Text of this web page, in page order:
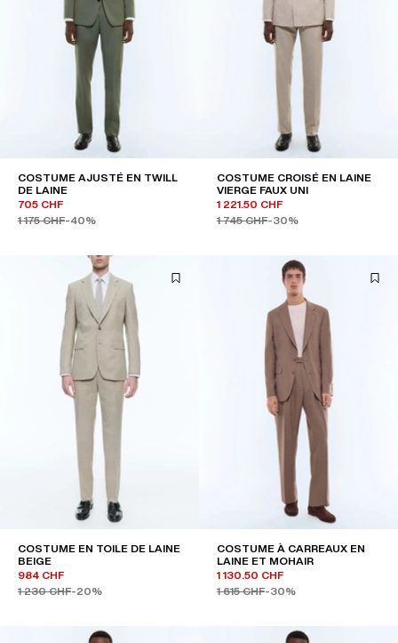
COSTUME AJUSTÉ EN TWILL
DE LAINE
705 CHF
1 175 CHF-40%
COSTUME CROISÉ EN LAINE
VIERGE FAUX UNI
1 221.50 CHF
1 745 CHF-30%
COSTUME EN TOILE DE LAINE
BEIGE
984 CHF
1 230 CHF-20%
COSTUME À CARREAUX EN
LAINE ET MOHAIR
1 130.50 CHF
1 615 CHF-30%